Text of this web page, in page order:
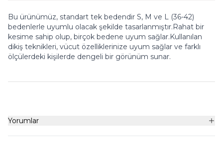
Bu ürünümüz, standart tek bedendir S, M ve L (36-42)
bedenlerle uyumlu olacak şekilde tasarlanmıştır.Rahat bir
kesime sahip olup, birçok bedene uyum sağlar.Kullanılan
dikiş teknikleri, vücut özelliklerinize uyum sağlar ve farklı
ölçülerdeki kişilerde dengeli bir görünüm sunar.
Yorumlar